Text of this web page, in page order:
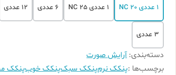
1 عددی NC 20 1 عددی NC 25 6 عددی 12 عددی
3 عددی
دسته‌بندی:آرایش صورت
برچسب‌ها :پنکک نرمپنکک سبکپنکک خوبپنکک